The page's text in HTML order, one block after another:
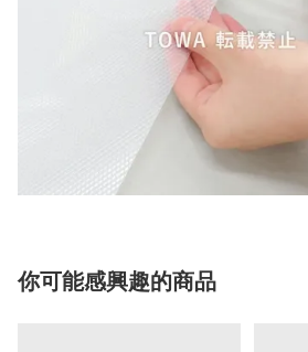
你可能感興趣的商品